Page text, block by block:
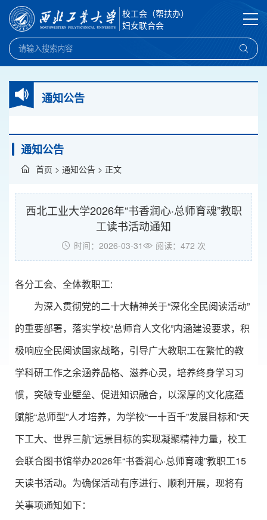
校工会（帮扶办）
妇女联合会
通知公告
通知公告
首页 > 通知公告 > 正文
西北工业大学2026年“书香润心·总师育魂”教职
工读书活动通知
时间：2026-03-31 阅读： 472 次
各分工会、全体教职工:
为深入贯彻党的二十大精神关于“深化全民阅读活动”
的重要部署，落实学校“总师育人文化”内涵建设要求，积
极响应全民阅读国家战略，引导广大教职工在繁忙的教
学科研工作之余涵养品格、滋养心灵，培养终身学习习
惯，突破专业壁垒、促进知识融合，以深厚的文化底蕴
赋能“总师型”人才培养，为学校“一十百千”发展目标和“天
下工大、世界三航”远景目标的实现凝聚精神力量，校工
会联合图书馆举办2026年“书香润心·总师育魂”教职工15
天读书活动。为确保活动有序进行、顺利开展，现将有
关事项通知如下：